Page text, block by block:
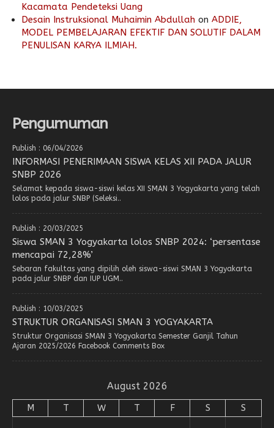
Kacamata Pendeteksi Uang
Desain Instruksional Muhaimin Abdullah on ADDIE,
MODEL PEMBELAJARAN EFEKTIF DAN SOLUTIF DALAM
PENULISAN KARYA ILMIAH.
Pengumuman
Publish : 06/04/2026
INFORMASI PENERIMAAN SISWA KELAS XII PADA JALUR
SNBP 2026
Selamat kepada siswa-siswi kelas XII SMAN 3 Yogyakarta yang telah
lolos pada jalur SNBP (Seleksi..
Publish : 20/03/2025
Siswa SMAN 3 Yogyakarta lolos SNBP 2024: ‘persentase
mencapai 72,28%’
Sebaran fakultas yang dipilih oleh siswa-siswi SMAN 3 Yogyakarta
pada jalur SNBP dan IUP UGM..
Publish : 10/03/2025
STRUKTUR ORGANISASI SMAN 3 YOGYAKARTA
Struktur Organisasi SMAN 3 Yogyakarta Semester Ganjil Tahun
Ajaran 2025/2026 Facebook Comments Box
August 2026
M T W T F S S